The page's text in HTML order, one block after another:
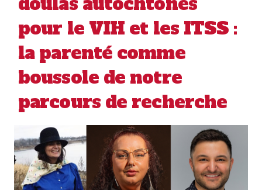
pour le VIH et les ITSS :
la parenté comme
boussole de notre
parcours de recherche